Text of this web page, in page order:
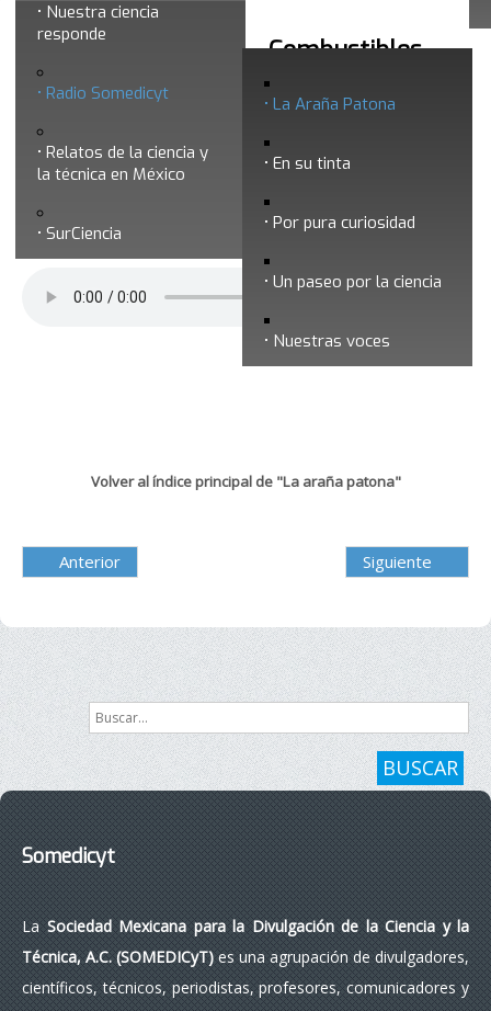
Nuestra ciencia
responde
Radio Somedicyt La Araña Patona
En su tinta
Por pura curiosidad
Un paseo por la ciencia
Nuestras voces
Relatos de la ciencia y
la técnica en México
SurCiencia
La araña patona 174 - Combustibles
solares
Volver al índice principal de "La araña patona"
Anterior Siguiente
Buscar...
BUSCAR
Somedicyt
LaSociedad Mexicana para la Divulgación de la Ciencia y la
Técnica, A.C. (SOMEDICyT)es una agrupación de divulgadores,
científicos, técnicos, periodistas, profesores, comunicadores y